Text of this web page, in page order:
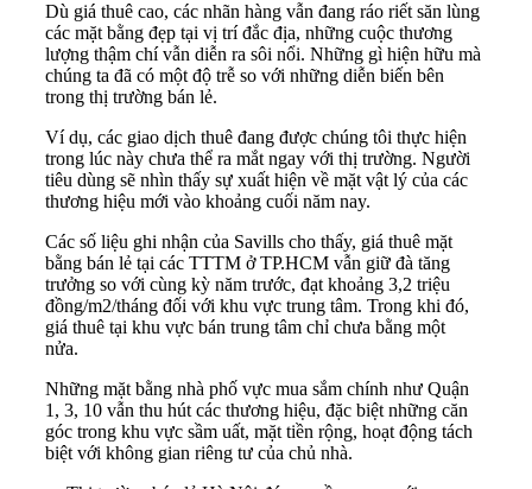
Dù giá thuê cao, các nhãn hàng vẫn đang ráo riết săn lùng
các mặt bằng đẹp tại vị trí đắc địa, những cuộc thương
lượng thậm chí vẫn diễn ra sôi nổi. Những gì hiện hữu mà
chúng ta đã có một độ trễ so với những diễn biến bên
trong thị trường bán lẻ.
Ví dụ, các giao dịch thuê đang được chúng tôi thực hiện
trong lúc này chưa thể ra mắt ngay với thị trường. Người
tiêu dùng sẽ nhìn thấy sự xuất hiện về mặt vật lý của các
thương hiệu mới vào khoảng cuối năm nay.
Các số liệu ghi nhận của Savills cho thấy, giá thuê mặt
bằng bán lẻ tại các TTTM ở TP.HCM vẫn giữ đà tăng
trưởng so với cùng kỳ năm trước, đạt khoảng 3,2 triệu
đồng/m2/tháng đối với khu vực trung tâm. Trong khi đó,
giá thuê tại khu vực bán trung tâm chỉ chưa bằng một
nửa.
Những mặt bằng nhà phố vực mua sắm chính như Quận
1, 3, 10 vẫn thu hút các thương hiệu, đặc biệt những căn
góc trong khu vực sầm uất, mặt tiền rộng, hoạt động tách
biệt với không gian riêng tư của chủ nhà.